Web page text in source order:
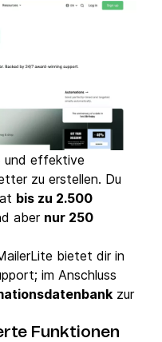
und effektive
zu erstellen. Du
bis zu 2.500
aber nur 250
bietet dir in
im Anschluss
zur
Funktionen